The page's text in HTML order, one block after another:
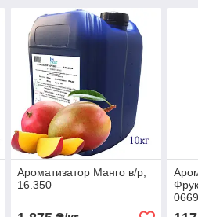
Ароматизатор Манго в/р;
16.350